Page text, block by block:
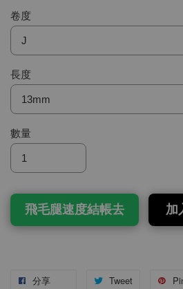
卷度
長度
數量
飛毛腿速度結帳去 加
分享 Tweet